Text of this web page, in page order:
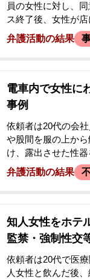
員の女性に対し、
ス終了後、女性が
しました。同日、
話があり、当事務
絡を取ったところ
性への同様の行為
業員を蹴る暴行を
は、過去に別の事件
したいと希望してい
弁護活動の結果
電車内で女性に
事例
依頼者は20代の会
や股間を服の上か
け、露出させた性
を行いました。降
後にSNSで「あな
ッセージを受け取
たが、後日謝罪の
わいせつ容疑で逮
けた依頼者の妻か
かが翌日決まると聞
ご相談に至りました
弁護活動の結果
知人女性をホテ
監禁・強制性交
依頼者は20代で医
人女性と飲んだ後